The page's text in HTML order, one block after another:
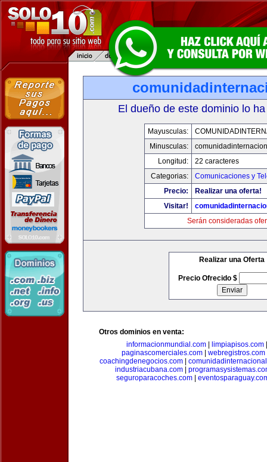
El dueño de este dominio lo
Mayusculas:
Minusculas:
Longitud:
22 caracteres
Categorias:
Comunicaciones y
Precio:
Realizar una oferta!
Visitar!
Serán consideradas
Realizar una Oferta
Precio Ofrecido $
Otros dominios en venta:
informacionmundial.com| limpiapisos.com
paginascomerciales.com| webregistros.com
coachingdenegocios.com
industriacubana.com
seguroparacoches.com|